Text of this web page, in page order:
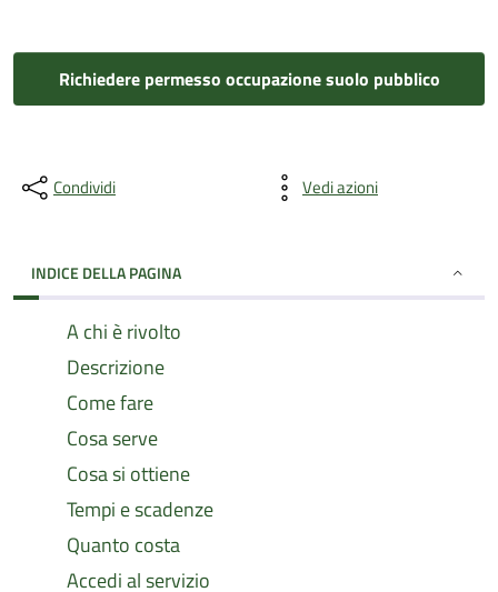
Richiedere permesso occupazione suolo pubblico
Condividi Vedi azioni
INDICE DELLA PAGINA
A chi è rivolto
Descrizione
Come fare
Cosa serve
Cosa si ottiene
Tempi e scadenze
Quanto costa
Accedi al servizio